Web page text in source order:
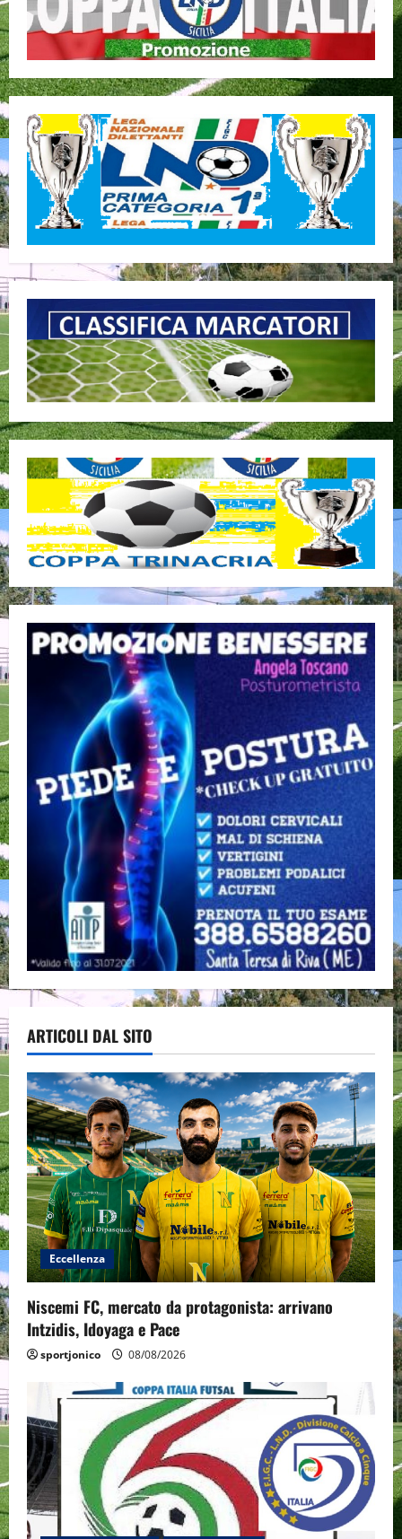
ARTICOLI DAL SITO
Eccellenza
Niscemi FC, mercato da protagonista: arrivano
Intzidis, Idoyaga e Pace
sportjonico 08/08/2026